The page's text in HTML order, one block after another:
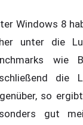
Windows 8
unter die
wie
die
so
gut